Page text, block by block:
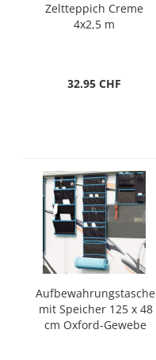
Zeltteppich Creme
4x2,5 m
32.95 CHF
Aufbewahrungstasche
mit Speicher 125 x 48
cm Oxford-Gewebe